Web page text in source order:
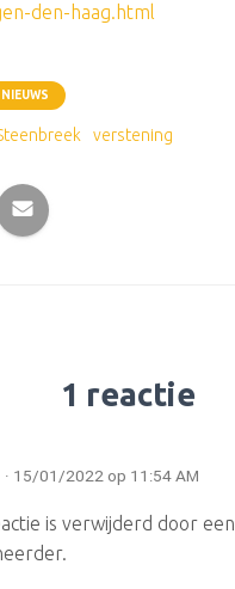
den-haag.html
NIEUWS
verstening
1 reactie
· 15/01/2022 op 11:54 AM
is verwijderd door een